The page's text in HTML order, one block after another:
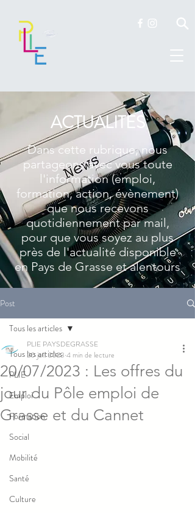
ACTUALITES
Dans cette rubrique, nous
partageons avec vous toute
l'information (emploi,
formation, action, évènement)
que nous recevons
quotidiennement par mail,
pour que vous soyez au plus
près de l'actualité disponible
en Pays de Grasse et alentours
Post
Tous les articles
PLIE
Emploi
Formation
Social
Mobilité
Santé
Culture
Tous les articles
20/07/2023 : Les offres du
jour du Pôle emploi de
Grasse et du Cannet
PLIE PAYSDEGRASSE
20 juil. 2023 4 min de lecture